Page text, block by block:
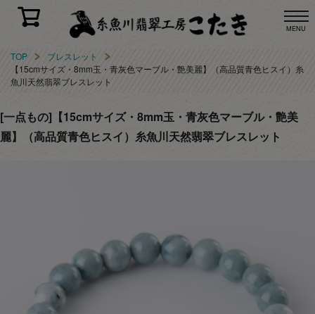
MENU
TOP
ブレスレット
【15cmサイズ・8mm玉・青灰色マーブル・艶美麗】（高品質青色ヒスイ）糸
魚川天然翡翠ブレスレット
[一点もの]【15cmサイズ・8mm玉・青灰色マーブル・艶美
麗】（高品質青色ヒスイ）糸魚川天然翡翠ブレスレット